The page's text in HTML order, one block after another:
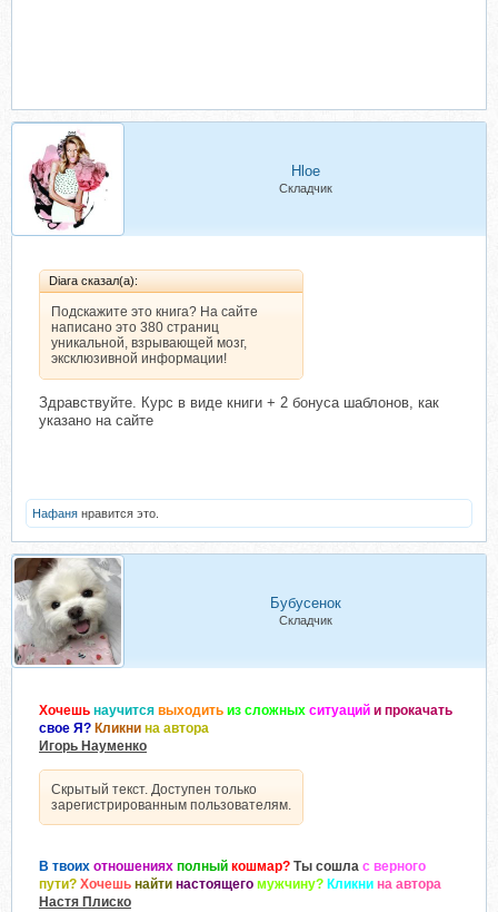
Hloe
Складчик
Diara сказал(а):
Подскажите это книга? На сайте
написано это 380 страниц
уникальной, взрывающей мозг,
эксклюзивной информации!
Здравствуйте. Курс в виде книги + 2 бонуса шаблонов, как
указано на сайте
Нафаня нравится это.
Бубусенок
Складчик
Хочешь научится выходить из сложных ситуаций и прокачать
свое Я? Кликни на автора
Игорь Науменко
Скрытый текст. Доступен только
зарегистрированным пользователям.
В твоих отношениях полный кошмар? Ты сошла с верного
пути? Хочешь найти настоящего мужчину? Кликни на автора
Настя Плиско